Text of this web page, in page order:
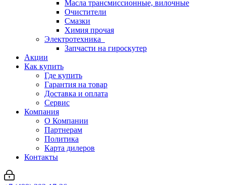
Масла трансмиссионные, вилочные
Очистители
Смазки
Химия прочая
Электротехника
Запчасти на гироскутер
Акции
Как купить
Где купить
Гарантия на товар
Доставка и оплата
Сервис
Компания
О Компании
Партнерам
Политика
Карта дилеров
Контакты